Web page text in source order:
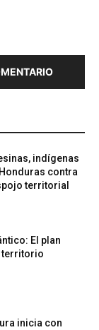
indígenas
contra
territorial
El plan
territorio
inicia con